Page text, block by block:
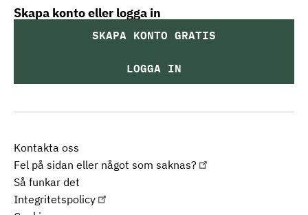
Kontakta oss
Fel på sidan eller något som saknas?
Så funkar det
Integritetspolicy
Skapa konto eller logga in
SKAPA KONTO GRATIS
LOGGA IN